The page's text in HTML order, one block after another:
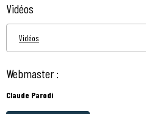
Vidéos
Vidéos
Webmaster :
Claude Parodi